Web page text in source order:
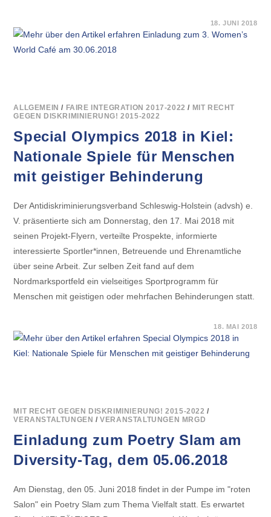
EINLADUNG
ZUM
18. JUNI 2018
ALLGEMEIN / FAIRE INTEGRATION 2017-2022 / MIT RECHT
GEGEN DISKRIMINIERUNG! 2015-2022
Special Olympics 2018 in Kiel:
Nationale Spiele für Menschen
mit geistiger Behinderung
Der Antidiskriminierungsverband Schleswig-Holstein (advsh) e.
V. präsentierte sich am Donnerstag, den 17. Mai 2018 mit
seinen Projekt-Flyern, verteilte Prospekte, informierte
interessierte Sportler*innen, Betreuende und Ehrenamtliche
über seine Arbeit. Zur selben Zeit fand auf dem
Nordmarksportfeld ein vielseitiges Sportprogramm für
Menschen mit geistigen oder mehrfachen Behinderungen statt.
SPECIAL
OLYMPICS
2018
IN
GEISTIGER
BEHINDERUNG
18. MAI 2018
MIT RECHT GEGEN DISKRIMINIERUNG! 2015-2022 /
VERANSTALTUNGEN /VERANSTALTUNGEN MRGD
Einladung zum Poetry Slam am
Diversity-Tag, dem 05.06.2018
Am Dienstag, den 05. Juni 2018 findet in der Pumpe im "roten
Salon" ein Poetry Slam zum Thema Vielfalt statt. Es erwartet